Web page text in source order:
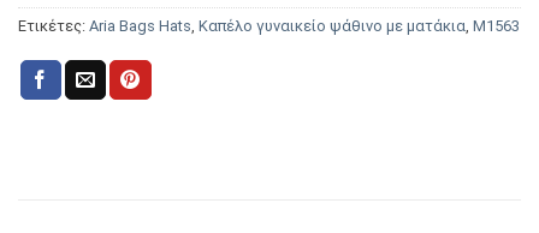
Ετικέτες: Aria Bags Hats, Καπέλο γυναικείο ψάθινο με ματάκια, Μ1563